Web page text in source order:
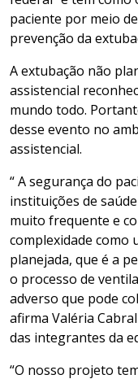
paciente por meio
prevenção da
A extubação não
assistencial
mundo todo.
desse evento no
assistencial.
“ A segurança do
instituições de
muito frequente e
complexidade como
planejada, que é a
o processo de
adverso que pode
afirma Valéria
das integrantes da
“O nosso projeto